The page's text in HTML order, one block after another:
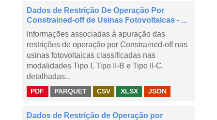
Dados de Restrição De Operação Por
Constrained-off de Usinas Fotovoltaicas - ...
Informações associadas à apuração das
restrições de operação por Constrained-off nas
usinas fotovoltaicas classificadas nas
modalidades Tipo I, Tipo II-B e Tipo II-C,
detalhadas...
PDF PARQUET CSV XLSX JSON
Dados de Restrição de Operação por